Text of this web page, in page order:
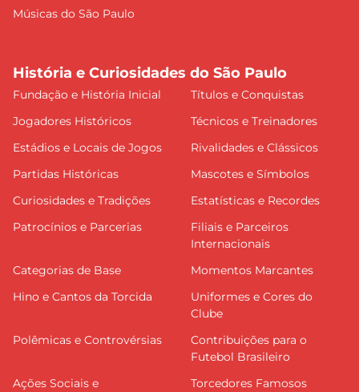
Músicas do São Paulo
História e Curiosidades do São Paulo
Fundação e História Inicial
Títulos e Conquistas
Jogadores Históricos
Técnicos e Treinadores
Estádios e Locais de Jogos
Rivalidades e Clássicos
Partidas Históricas
Mascotes e Símbolos
Curiosidades e Tradições
Estatísticas e Recordes
Patrocínios e Parcerias
Filiais e Parceiros
Internacionais
Categorias de Base
Momentos Marcantes
Hino e Cantos da Torcida
Uniformes e Cores do
Clube
Polêmicas e Controvérsias
Contribuições para o
Futebol Brasileiro
Ações Sociais e
Torcedores Famosos